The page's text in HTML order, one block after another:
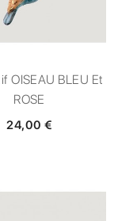
OISEAU BLEU Et
ROSE
24,00 €